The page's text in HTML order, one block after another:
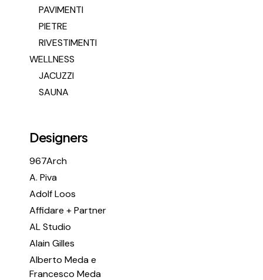
PAVIMENTI
PIETRE
RIVESTIMENTI
WELLNESS
JACUZZI
SAUNA
Designers
967Arch
A. Piva
Adolf Loos
Affidare + Partner
AL Studio
Alain Gilles
Alberto Meda e
Francesco Meda